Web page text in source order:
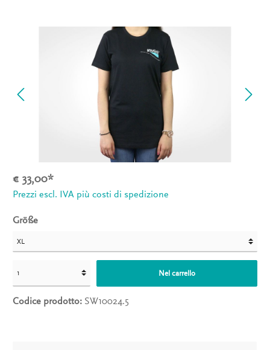
€ 33,00*
Prezzi escl. IVA più costi di spedizione
Größe
Nel carrello
Codice prodotto: SW10024.5